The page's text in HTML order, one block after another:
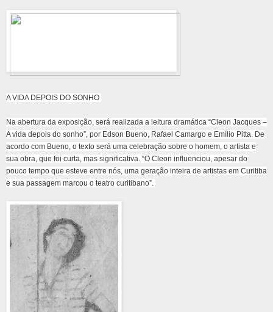
A VIDA DEPOIS DO SONHO
Na abertura da exposição, será realizada a leitura dramática “Cleon Jacques –
A vida depois do sonho”, por Edson Bueno, Rafael Camargo e Emílio Pitta. De
acordo com Bueno, o texto será uma celebração sobre o homem, o artista e
sua obra, que foi curta, mas significativa. “O Cleon influenciou, apesar do
pouco tempo que esteve entre nós, uma geração inteira de artistas em Curitiba
e sua passagem marcou o teatro curitibano”.